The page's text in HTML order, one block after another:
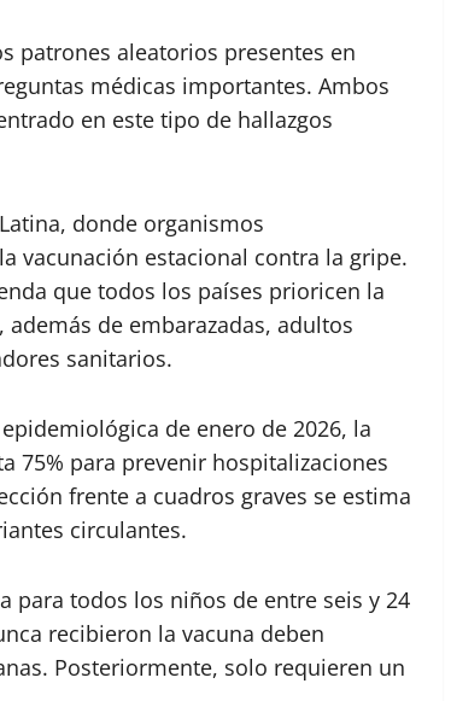
patrones aleatorios presentes en
médicas importantes. Ambos
en este tipo de hallazgos
donde organismos
vacunación estacional contra la gripe.
que todos los países prioricen la
de embarazadas, adultos
sanitarios.
de enero de 2026, la
75% para prevenir hospitalizaciones
frente a cuadros graves se estima
circulantes.
para todos los niños de entre seis y 24
recibieron la vacuna deben
Posteriormente, solo requieren un